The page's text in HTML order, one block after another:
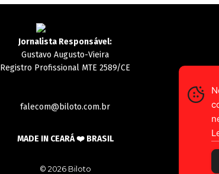
Jornalista Responsável:
Gustavo Augusto-Vieira
Registro Profissional MTE 2589/CE
falecom@biloto.com.br
MADE IN CEARÁ ❤️ BRASIL
© 2026 Biloto